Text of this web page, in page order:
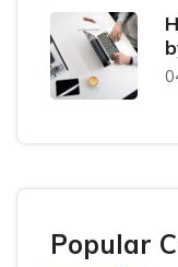
Popular